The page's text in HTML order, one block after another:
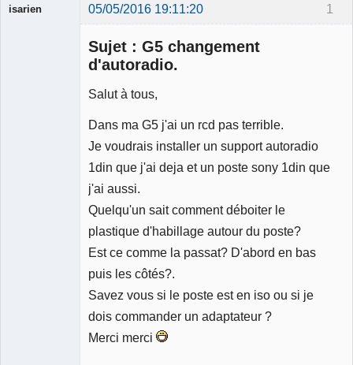
1
isarien 05/05/2016 19:11:20
Sujet : G5 changement
d'autoradio.
Salut à tous,
Dans ma G5 j'ai un rcd pas terrible.
Je voudrais installer un support autoradio
1din que j'ai deja et un poste sony 1din que
j'ai aussi.
Quelqu'un sait comment déboiter le
plastique d'habillage autour du poste?
Est ce comme la passat? D'abord en bas
puis les côtés?.
Savez vous si le poste est en iso ou si je
dois commander un adaptateur ?
Merci merci